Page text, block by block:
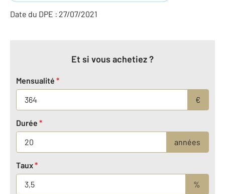
Date du DPE : 27/07/2021
Et si vous achetiez ?
Mensualité *
€
Durée *
années
Taux*
%